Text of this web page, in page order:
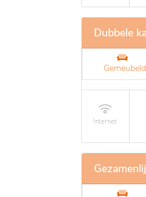
Dubbele
Gemeubeld
Internet